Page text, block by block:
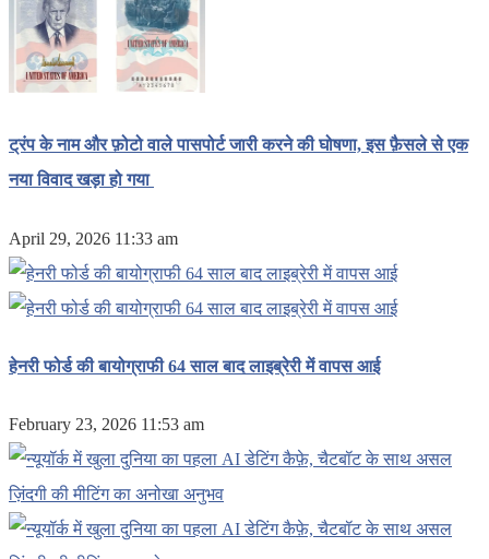
ट्रंप के नाम और फ़ोटो वाले पासपोर्ट जारी करने की घोषणा, इस फ़ैसले से एक
नया विवाद खड़ा हो गया
April 29, 2026 11:33 am
हेनरी फोर्ड की बायोग्राफी 64 साल बाद लाइब्रेरी में वापस आई
February 23, 2026 11:53 am